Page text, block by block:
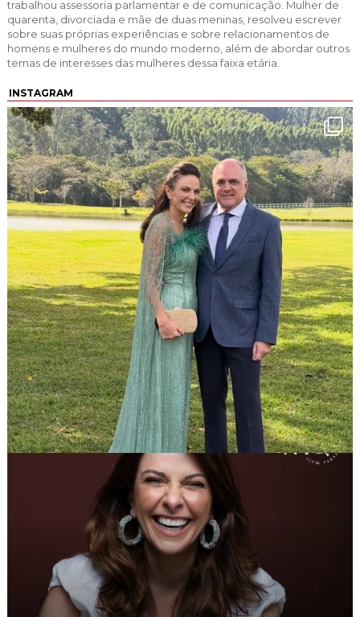
trabalhou assessoria parlamentar e de comunicação. Mulher de
quarenta, divorciada e mãe de duas meninas, resolveu escrever
sobre suas próprias experiências e sobre relacionamentos de
homens e mulheres do mundo moderno, além de abordar outros
temas de interesses das mulheres dessa faixa etária.
INSTAGRAM